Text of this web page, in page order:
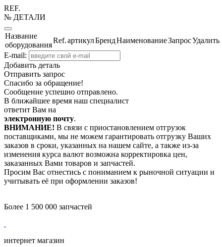
REF.
№ ДЕТАЛИ
Название
оборудования
Ref.артикулБрендНаименованиеЗапросУдалить
E-mail:
Добавить деталь
Отправить запрос
Спасибо за обращение!
Сообщение успешно отправлено.
В ближайшее время наш специалист
ответит Вам на
электронную почту.
ВНИМАНИЕ! В связи с приостановлением отгрузок
поставщиками, мы не можем гарантировать отгрузку Ваших
заказов в сроки, указанных на нашем сайте, а также из-за
изменения курса валют возможна корректировка цен,
заказанных Вами товаров и запчастей.
Просим Вас отнестись с пониманием к рыночной ситуации и
учитывать её при оформлении заказов!
Более 1 500 000 запчастей
интернет магазин